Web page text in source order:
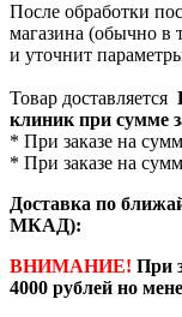
После обработки
магазина (обычно в
и уточнит
Товар доставляется
клиник при сумме
* При заказе на
* При заказе на
Доставка по
МКАД):
ВНИМАНИЕ! При
4000 рублей но